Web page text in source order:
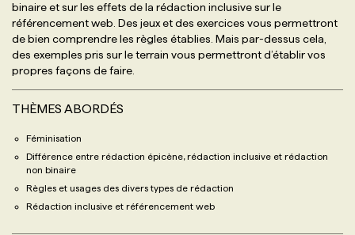
binaire et sur les effets de la rédaction inclusive sur le
référencement web. Des jeux et des exercices vous permettront
de bien comprendre les règles établies. Mais par-dessus cela,
des exemples pris sur le terrain vous permettront d’établir vos
propres façons de faire.
THÈMES ABORDÉS
Féminisation
Différence entre rédaction épicène, rédaction inclusive et rédaction
non binaire
Règles et usages des divers types de rédaction
Rédaction inclusive et référencement web